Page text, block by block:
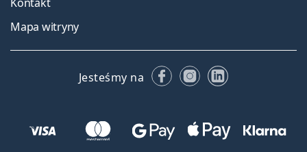
Mapa witryny
Jesteśmy na FacebookuInstagramie
LinkedIn